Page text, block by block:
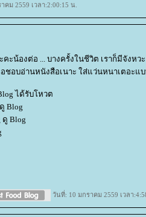
คม 2559 เวลา:2:00:15 น.
ะน้องต่อ ... บางครั้งในชีวิต เราก็มีจังหว
ชอบอ่านหนังสือเนาะ ใส่แว่นหนาเตอะแ
ได้รับโหวต
Blog
ดู Blog
วันที่: 10 มกราคม 2559 เวลา